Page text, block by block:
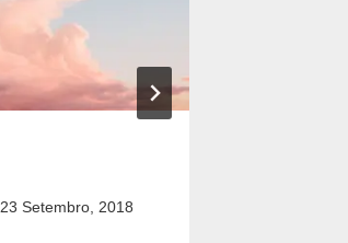
23 Setembro, 2018